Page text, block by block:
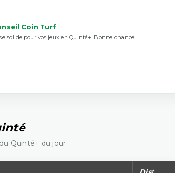
Coin Turf
solide pour vos jeux en Quinté+. Bonne chance !
Quinté+ du jour.